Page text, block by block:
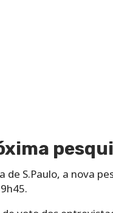
de S.Paulo, a nova